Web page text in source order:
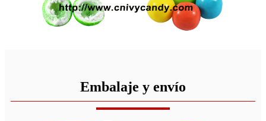
Embalaje y envío